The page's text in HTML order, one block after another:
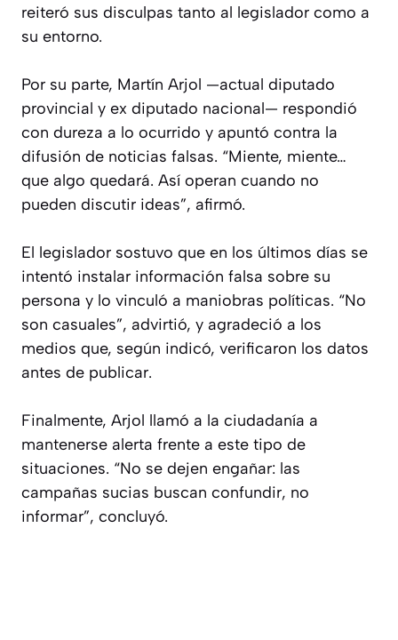
reiteró sus disculpas tanto al legislador como a
su entorno.
Por su parte, Martín Arjol —actual diputado
provincial y ex diputado nacional— respondió
con dureza a lo ocurrido y apuntó contra la
difusión de noticias falsas. “Miente, miente…
que algo quedará. Así operan cuando no
pueden discutir ideas”, afirmó.
El legislador sostuvo que en los últimos días se
intentó instalar información falsa sobre su
persona y lo vinculó a maniobras políticas. “No
son casuales”, advirtió, y agradeció a los
medios que, según indicó, verificaron los datos
antes de publicar.
Finalmente, Arjol llamó a la ciudadanía a
mantenerse alerta frente a este tipo de
situaciones. “No se dejen engañar: las
campañas sucias buscan confundir, no
informar”, concluyó.